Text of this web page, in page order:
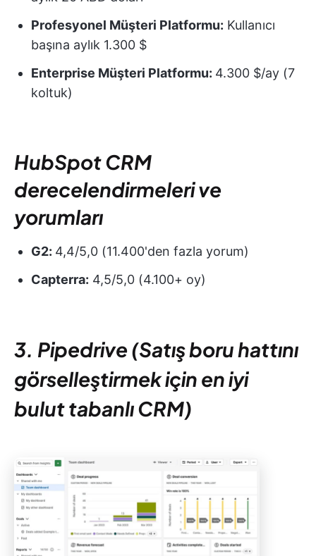
Profesyonel Müşteri Platformu: Kullanıcı
başına aylık 1.300 $
Enterprise Müşteri Platformu: 4.300 $/ay (7
koltuk)
HubSpot CRM
derecelendirmeleri ve
yorumları
G2: 4,4/5,0 (11.400'den fazla yorum)
Capterra: 4,5/5,0 (4.100+ oy)
3. Pipedrive (Satış boru hattını
görselleştirmek için en iyi
bulut tabanlı CRM)